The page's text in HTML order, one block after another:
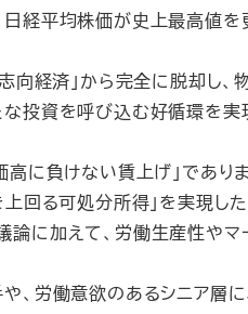
経平均株価が史上最高値を
向経済」から完全に脱却し
投資を呼び込む好循環を
に負けない賃上げ」でありま
回る可処分所得」を実現し
に加えて、労働生産性やマ
、労働意欲のあるシニア層